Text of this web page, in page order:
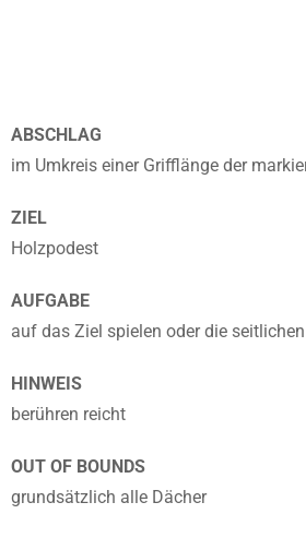
ABSCHLAG
im Umkreis einer Grifflänge der
ZIEL
Holzpodest
AUFGABE
auf das Ziel spielen oder die
HINWEIS
berühren reicht
OUT OF BOUNDS
grundsätzlich alle Dächer